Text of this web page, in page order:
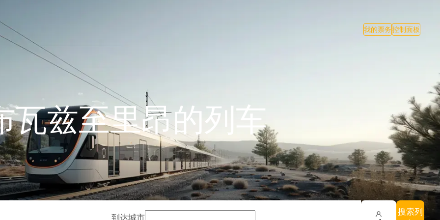
我的票务控制面板
瓦兹至里昂的列车
到达城市
搜索列